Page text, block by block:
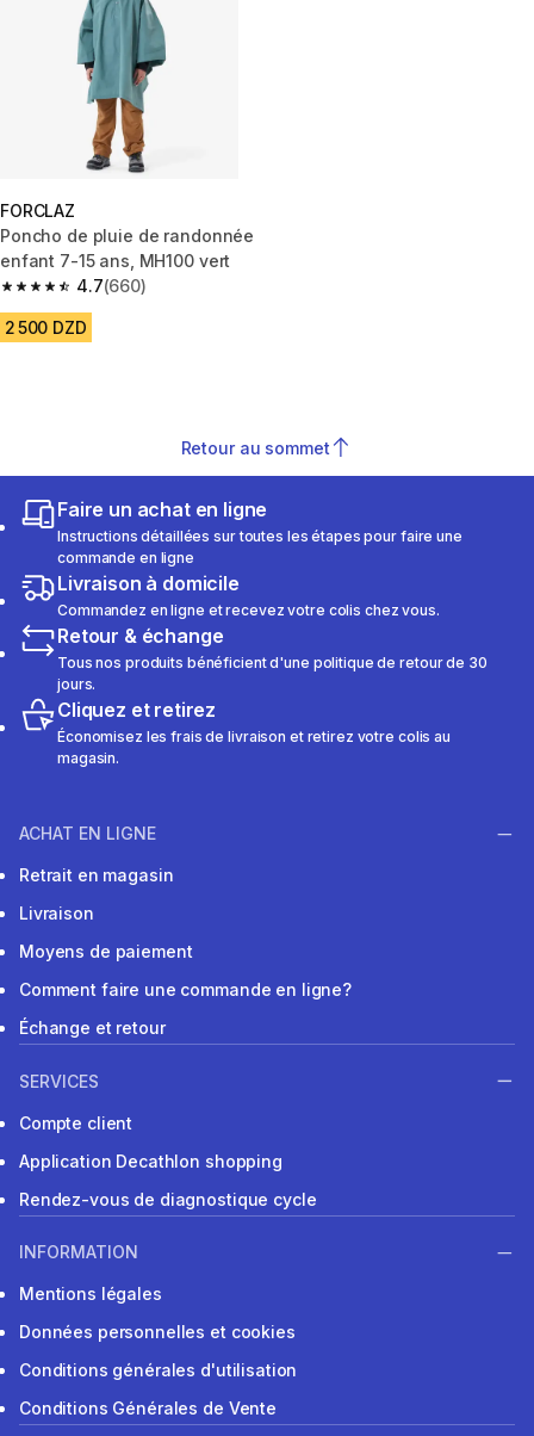
FORCLAZ
Poncho de pluie de randonnée
enfant 7-15 ans, MH100 vert
4.7
4.7 out of 5 stars from 660 reviews
(660)
2 500 DZD
Retour au sommet
Faire un achat en ligne
Instructions détaillées sur toutes les étapes pour faire une
commande en ligne
Livraison à domicile
Commandez en ligne et recevez votre colis chez vous.
Retour & échange
Tous nos produits bénéficient d'une politique de retour de 30
jours.
Cliquez et retirez
Économisez les frais de livraison et retirez votre colis au
magasin.
ACHAT EN LIGNE
Retrait en magasin
Livraison
Moyens de paiement
Comment faire une commande en ligne?
Échange et retour
SERVICES
Compte client
Application Decathlon shopping
Rendez-vous de diagnostique cycle
INFORMATION
Mentions légales
Données personnelles et cookies
Conditions générales d'utilisation
Conditions Générales de Vente